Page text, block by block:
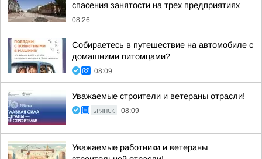
спасения занятости на трех предприятиях
08:26
Собираетесь в путешествие на автомобиле с
домашними питомцами?
08:09
Уважаемые строители и ветераны отрасли!
БРЯНСК 08:09
Уважаемые работники и ветераны